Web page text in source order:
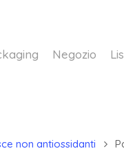
Negozio
non antiossidanti